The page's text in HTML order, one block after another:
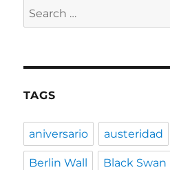
Search
for:
TAGS
aniversario austeridad
Berlin Wall Black Swan